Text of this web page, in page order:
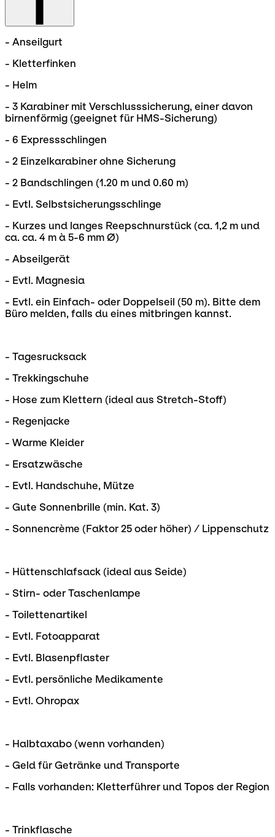
- Anseilgurt
- Kletterfinken
- Helm
- 3 Karabiner mit Verschlusssicherung, einer davon
birnenförmig (geeignet für HMS-Sicherung)
- 6 Expressschlingen
- 2 Einzelkarabiner ohne Sicherung
- 2 Bandschlingen (1.20 m und 0.60 m)
- Evtl. Selbstsicherungsschlinge
- Kurzes und langes Reepschnurstück (ca. 1,2 m und
ca. ca. 4 m à 5-6 mm Ø)
- Abseilgerät
- Evtl. Magnesia
- Evtl. ein Einfach- oder Doppelseil (50 m). Bitte dem
Büro melden, falls du eines mitbringen kannst.
- Tagesrucksack
- Trekkingschuhe
- Hose zum Klettern (ideal aus Stretch-Stoff)
- Regenjacke
- Warme Kleider
- Ersatzwäsche
- Evtl. Handschuhe, Mütze
- Gute Sonnenbrille (min. Kat. 3)
- Sonnencrème (Faktor 25 oder höher) / Lippenschutz
- Hüttenschlafsack (ideal aus Seide)
- Stirn- oder Taschenlampe
- Toilettenartikel
- Evtl. Fotoapparat
- Evtl. Blasenpflaster
- Evtl. persönliche Medikamente
- Evtl. Ohropax
- Halbtaxabo (wenn vorhanden)
- Geld für Getränke und Transporte
- Falls vorhanden: Kletterführer und Topos der Region
- Trinkflasche